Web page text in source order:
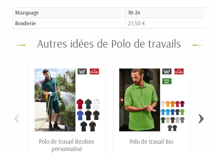
Marquage 10-24
Broderie 21,50 €
Autres idées de Polo de travails
Polo de travail Bicolore
personnalisé
Polo de travail Bio
‹ ›